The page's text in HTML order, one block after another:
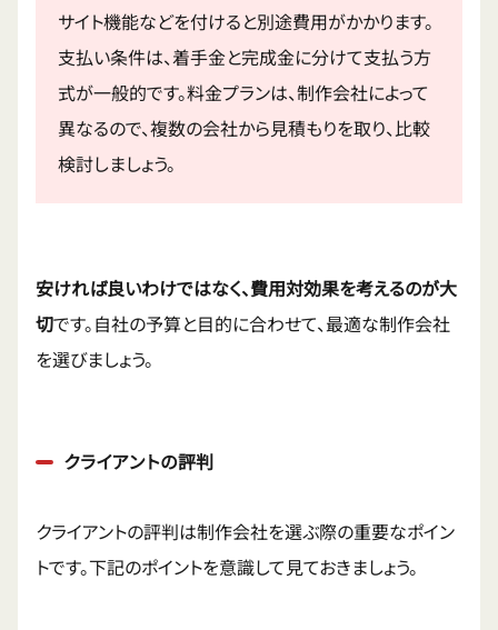
サイト機能などを付けると別途費用がかかります。
支払い条件は、着手金と完成金に分けて支払う方
式が一般的です。料金プランは、制作会社によって
異なるので、複数の会社から見積もりを取り、比較
検討しましょう。
安ければ良いわけではなく、費用対効果を考えるのが大
切です。自社の予算と目的に合わせて、最適な制作会社
を選びましょう。
クライアントの評判
クライアントの評判は制作会社を選ぶ際の重要なポイン
トです。下記のポイントを意識して見ておきましょう。